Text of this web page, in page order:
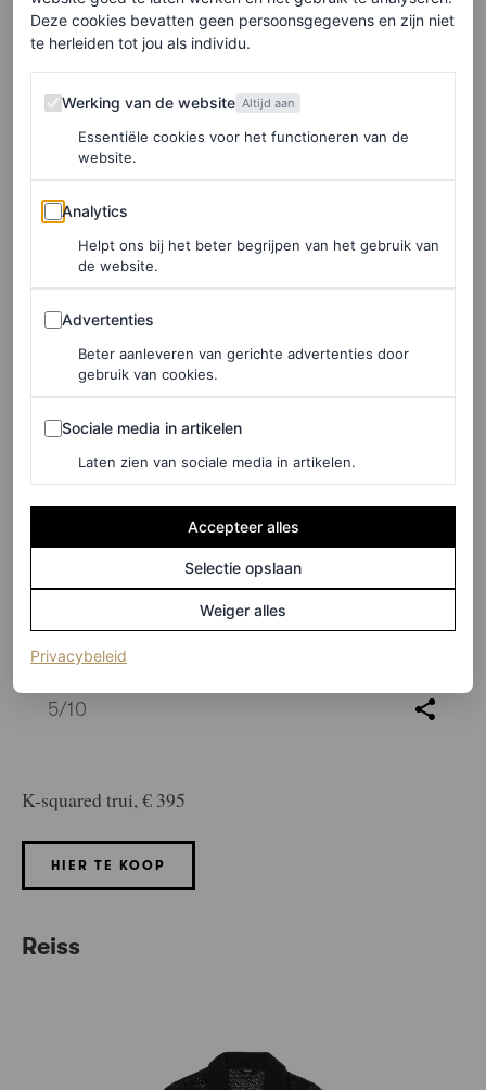
Transparante tote bag, € 45,99
Diesel
©DIESEL
5/10
K-squared trui, € 395
HIER TE KOOP
Reiss
Deze cookies bevatten geen persoonsgegevens en zijn niet
te herleiden tot jou als individu.
Werking van de website
Werking van de website Altijd aan
Essentiële cookies voor het functioneren van de
website.
Analytics
Analytics
Helpt ons bij het beter begrijpen van het gebruik van
de website.
Advertenties
Advertenties
Beter aanleveren van gerichte advertenties door
gebruik van cookies.
Sociale media in artikelen
Sociale media in artikelen
Laten zien van sociale media in artikelen.
Accepteer alles
Selectie opslaan
Weiger alles
Privacybeleid